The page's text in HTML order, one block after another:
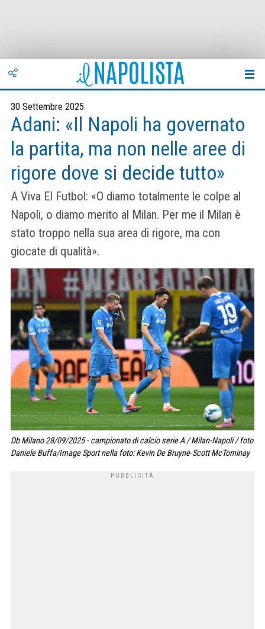
30 Settembre 2025
Adani: «Il Napoli ha governato
la partita, ma non nelle aree di
rigore dove si decide tutto»
A Viva El Futbol: «O diamo totalmente le colpe al
Napoli, o diamo merito al Milan. Per me il Milan è
stato troppo nella sua area di rigore, ma con
giocate di qualità».
Db Milano 28/09/2025 - campionato di calcio serie A / Milan-Napoli / foto
Daniele Buffa/Image Sport nella foto: Kevin De Bruyne-Scott McTominay